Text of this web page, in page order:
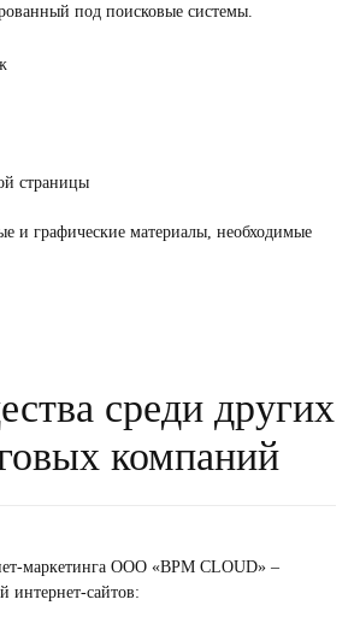
под поисковые системы.
страницы
и графические материалы, необходимые
среди других
компаний
маркетинга ООО «BPM CLOUD» –
интернет-сайтов: